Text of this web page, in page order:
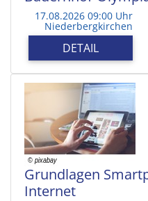
17.08.2026 09:00 Uhr
Niederbergkirchen
DETAIL
Grundlagen
Internet